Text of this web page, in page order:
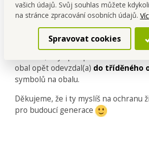
vašich údajů. Svůj souhlas můžete
na stránce zpracování osobních údajů.
Spravovat cookies
Recyklace
Obaly jsou vyrobeny z
obal opět odevzdal(a) do tříděného
symbolů na obalu.
Děkujeme, že i ty myslíš na ochranu
pro budoucí generace